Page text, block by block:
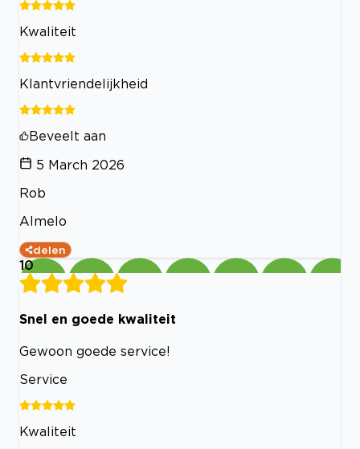
Kwaliteit
Klantvriendelijkheid
Beveelt aan
5 March 2026
Rob
Almelo
delen
10
Snel en goede kwaliteit
Gewoon goede service!
Service
Kwaliteit